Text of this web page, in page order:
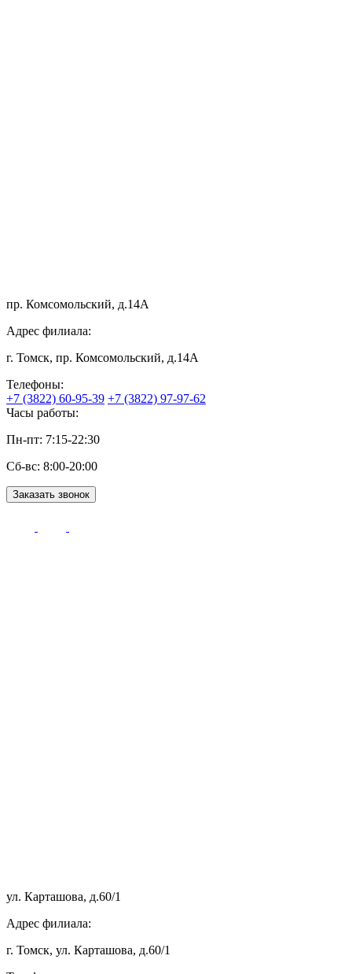
пр. Комсомольский, д.14А
Адрес филиала:
г. Томск, пр. Комсомольский, д.14А
Телефоны:
+7 (3822) 60-95-39 +7 (3822) 97-97-62
Часы работы:
Пн-пт: 7:15-22:30
Сб-вс: 8:00-20:00
Заказать звонок
ул. Карташова, д.60/1
Адрес филиала:
г. Томск, ул. Карташова, д.60/1